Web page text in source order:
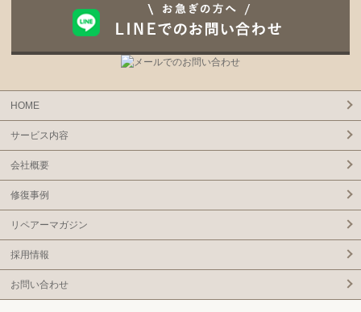
HOME
サービス内容
会社概要
修復事例
リペアーマガジン
採用情報
お問い合わせ